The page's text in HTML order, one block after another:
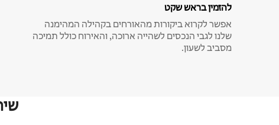
להזמין בראש שקט
אפשר לקרוא ביקורות מהאורחים בקהילה המהימנה
שלנו לגבי הנכסים לשהייה ארוכה, והאירוח כולל תמיכה
מסביב לשעון.